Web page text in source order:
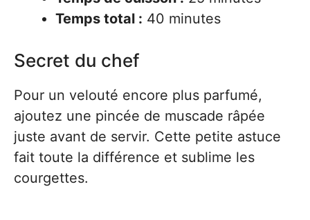
Temps total : 40 minutes
Secret du chef
Pour un velouté encore plus parfumé,
ajoutez une pincée de muscade râpée
juste avant de servir. Cette petite astuce
fait toute la différence et sublime les
courgettes.